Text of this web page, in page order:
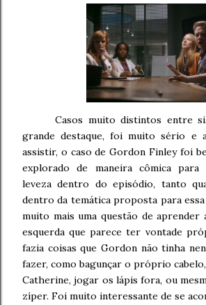
Casos muito distintos entre
grande destaque, foi muito sério e
assistir, o caso de Gordon Finley foi
explorado de maneira cômica para
leveza dentro do episódio, tanto
dentro da temática proposta para essa
muito mais uma questão de aprender
esquerda que parece ter vontade
fazia coisas que Gordon não tinha
fazer, como bagunçar o próprio
Catherine, jogar os lápis fora, ou
zíper. Foi muito interessante de se